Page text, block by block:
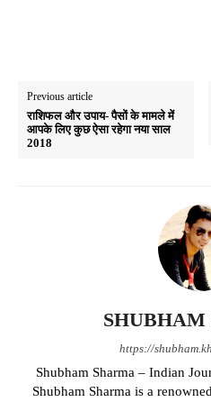
Previous article
राशिफल और उपाय- पैसों के मामले में
आपके लिए कुछ ऐसा रहेगा नया साल
2018
https://
Shubham Sharma – Indian
Shubham Sharma is a